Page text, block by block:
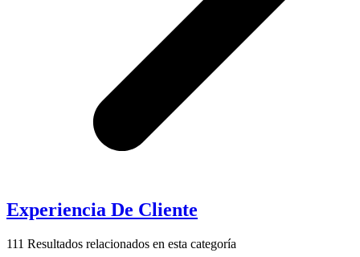
Experiencia De Cliente
111 Resultados relacionados en esta categoría